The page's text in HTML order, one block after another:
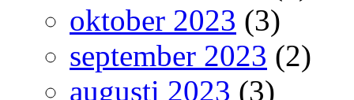
oktober 2023 (3)
september 2023 (2)
augusti 2023 (3)